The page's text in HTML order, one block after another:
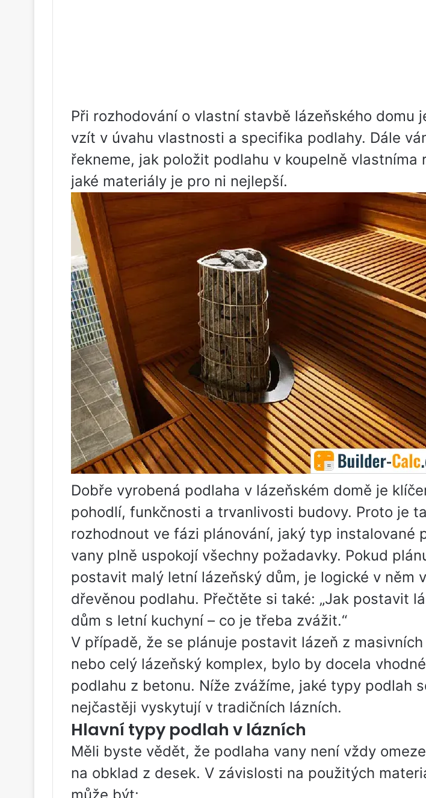
Při rozhodování o vlastní stavbě lázeňského domu
vzít v úvahu vlastnosti a specifika podlahy. Dále
řekneme, jak položit podlahu v koupelně vlastníma
jaké materiály je pro ni nejlepší.
Dobře vyrobená podlaha v lázeňském domě je
pohodlí, funkčnosti a trvanlivosti budovy. Proto je
rozhodnout ve fázi plánování, jaký typ instalované
vany plně uspokojí všechny požadavky. Pokud
postavit malý letní lázeňský dům, je logické v něm
dřevěnou podlahu. Přečtěte si také: „Jak postavit
dům s letní kuchyní – co je třeba zvážit.“
V případě, že se plánuje postavit lázeň z masivních
nebo celý lázeňský komplex, bylo by docela
podlahu z betonu. Níže zvážíme, jaké typy podlah
nejčastěji vyskytují v tradičních lázních.
Hlavní typy podlah v lázních
Měli byste vědět, že podlaha vany není vždy
na obklad z desek. V závislosti na použitých